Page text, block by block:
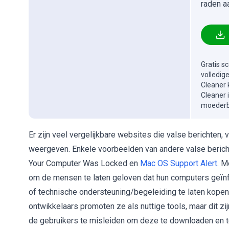
raden
Gratis
Cleaner
Cleaner
Er zijn veel vergelijkbare websites die valse berichten,
weergeven. Enkele voorbeelden van andere valse
Your Computer Was Locked en Mac OS Support Alert.
om de mensen te laten geloven dat hun computers
of technische ondersteuning/begeleiding te laten
ontwikkelaars promoten ze als nuttige tools, maar dit
de gebruikers te misleiden om deze te downloaden en